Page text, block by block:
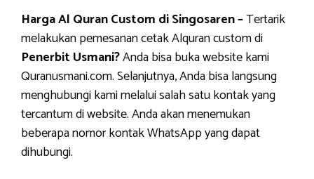
Harga Al Quran Custom di Singosaren –Tertarik
melakukan pemesanan cetak Alquran custom di
Penerbit Usmani?Anda bisa buka website kami
Quranusmani.com. Selanjutnya, Anda bisa langsung
menghubungi kami melalui salah satu kontak yang
tercantum di website. Anda akan menemukan
beberapa nomor kontak WhatsApp yang dapat
dihubungi.